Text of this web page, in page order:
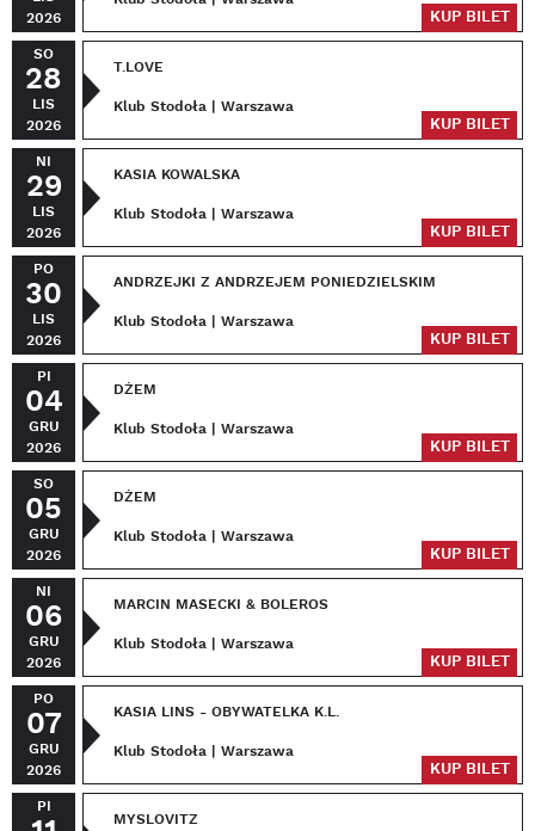
2026
KUP BILET
SO
28
LIS
2026
T.LOVE
Klub Stodoła | Warszawa
KUP BILET
NI
29
LIS
2026
KASIA KOWALSKA
Klub Stodoła | Warszawa
KUP BILET
PO
30
LIS
2026
ANDRZEJKI Z ANDRZEJEM PONIEDZIELSKIM
Klub Stodoła | Warszawa
KUP BILET
PI
04
GRU
2026
DŻEM
Klub Stodoła | Warszawa
KUP BILET
SO
05
GRU
2026
DŻEM
Klub Stodoła | Warszawa
KUP BILET
NI
06
GRU
2026
MARCIN MASECKI & BOLEROS
Klub Stodoła | Warszawa
KUP BILET
PO
07
GRU
2026
KASIA LINS - OBYWATELKA K.L.
Klub Stodoła | Warszawa
KUP BILET
PI
MYSLOVITZ